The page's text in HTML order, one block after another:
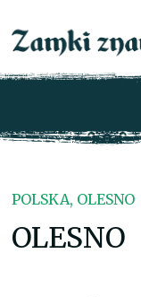
POLSKA, OLESNO
OLESNO